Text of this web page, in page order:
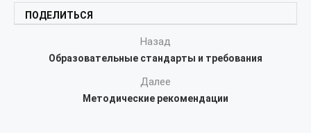
ПОДЕЛИТЬСЯ
Назад
Образовательные стандарты и требования
Далее
Методические рекомендации